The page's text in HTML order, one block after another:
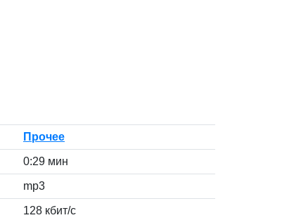
Прочее
0:29 мин
mp3
128 кбит/с